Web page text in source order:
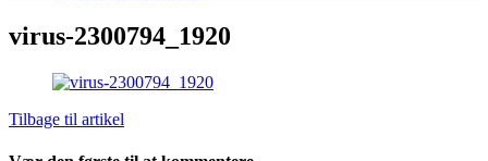
virus-2300794_1920
Tilbage til artikel